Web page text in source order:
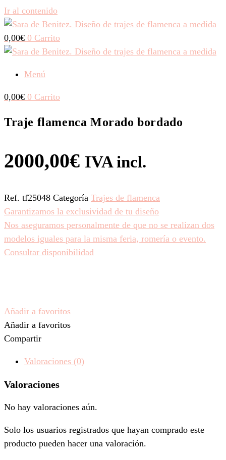
Ir al contenido
0,00€ 0 Carrito
Menú
0,00€ 0 Carrito
Traje flamenca Morado bordado
2000,00€ IVA incl.
Ref. tf25048 Categoría Trajes de flamenca
Garantizamos la exclusividad de tu diseño
Nos aseguramos personalmente de que no se realizan dos
modelos iguales para la misma feria, romería o evento.
Consultar disponibilidad
Añadir a favoritos
Añadir a favoritos
Compartir
Valoraciones (0)
Valoraciones
No hay valoraciones aún.
Solo los usuarios registrados que hayan comprado este
producto pueden hacer una valoración.